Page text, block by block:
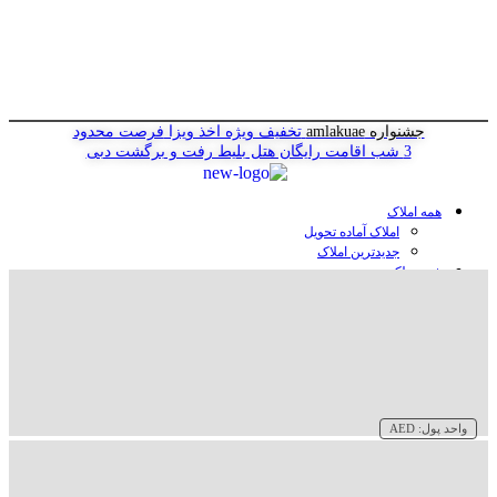
جشنواره amlakuae تخفیف ویژه اخذ ویزا فرصت محدود
3 شب اقامت رایگان هتل
بلیط رفت و برگشت دبی
همه املاک
املاک آماده تحویل
جدیدترین املاک
خرید ملک در دبی
واحد پول: AED